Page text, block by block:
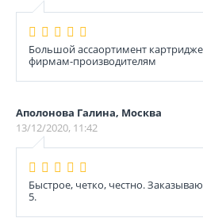
Большой ассаортимент
фирмам-производителям
Аполонова Галина, Москва
13/12/2020, 11:42
Быстрое, четко, честно.
5.